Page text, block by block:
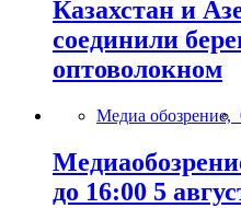
Казахстан и
соединили
оптоволокном
Медиа обозрение,
до 16:00 5